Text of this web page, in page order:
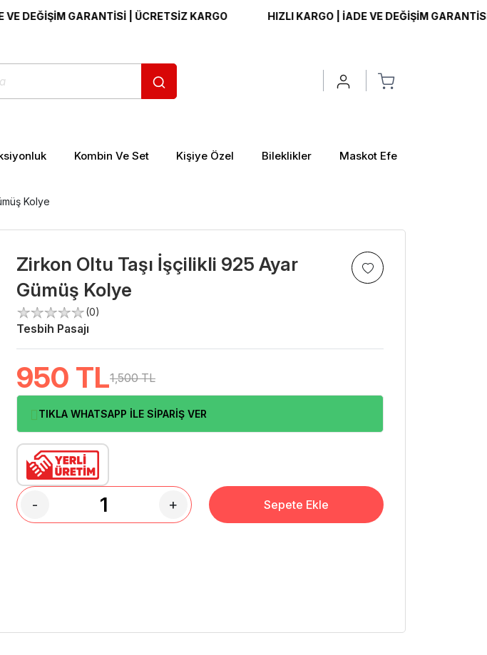
GARANTİSİ | ÜCRETSİZ KARGO HIZLI KARGO | İADE VE DEĞİŞİM GARANTİSİ |
Kombin Ve Set Kişiye Özel Bileklikler Maskot Efe
Kolye
Zirkon Oltu Taşı İşçilikli 925 Ayar
Gümüş Kolye
(0)
Tesbih Pasajı
950 TL1,500 TL
TIKLA WHATSAPP İLE SİPARİŞ VER
- + Sepete Ekle